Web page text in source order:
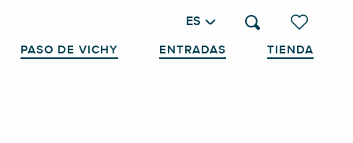
Voir les
Buscar
ES
PASO DE VICHY ENTRADAS TIENDA